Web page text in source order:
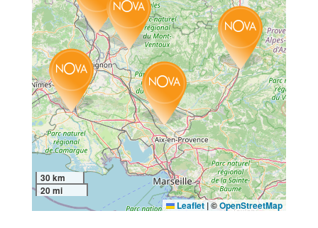
30 km
20 mi
Leaflet |©OpenStreetMap